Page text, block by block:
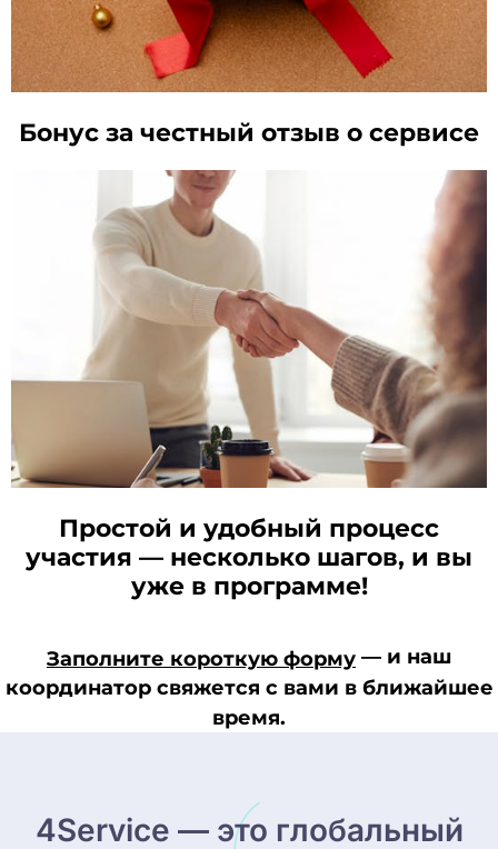
Бонус за честный отзыв о сервисе
Простой и удобный процесс
участия — несколько шагов, и вы
уже в программе!
Заполните короткую форму — и наш
координатор свяжется с вами в ближайшее
время.
4Service — это глобальный